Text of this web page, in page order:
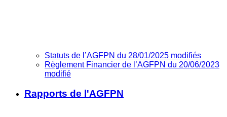
Statuts de l’AGFPN du 28/01/2025 modifiés
Règlement Financier de l’AGFPN du 20/06/2023
modifié
Rapports de l'AGFPN